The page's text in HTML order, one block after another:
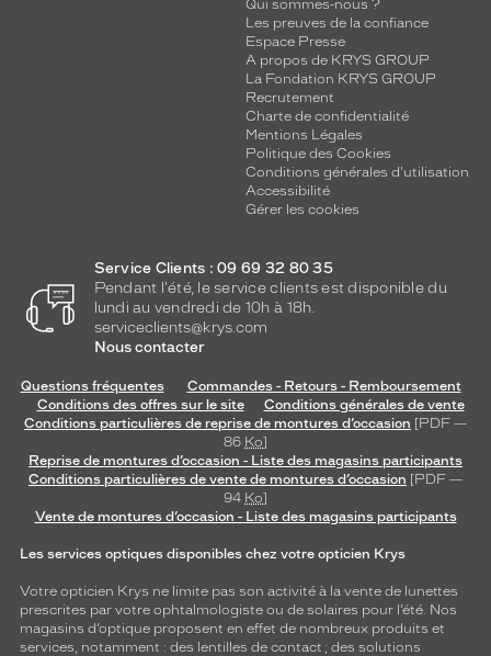
Qui sommes-nous ?
Les preuves de la confiance
Espace Presse
A propos de KRYS GROUP
La Fondation KRYS GROUP
Recrutement
Charte de confidentialité
Mentions Légales
Politique des Cookies
Conditions générales d'utilisation
Accessibilité
Gérer les cookies
Service Clients : 09 69 32 80 35
Pendant l'été, le service clients est disponible du
lundi au vendredi de 10h à 18h.
serviceclients@krys.com
Nous contacter
Questions fréquentes
Commandes - Retours - Remboursement
Conditions des offres sur le site
Conditions générales de vente
Conditions particulières de reprise de montures d’occasion [PDF —
86 Ko]
Reprise de montures d’occasion - Liste des magasins participants
Conditions particulières de vente de montures d’occasion [PDF —
94 Ko]
Vente de montures d’occasion - Liste des magasins participants
Les services optiques disponibles chez votre opticien Krys
Votre opticien Krys ne limite pas son activité à la vente de lunettes
prescrites par votre ophtalmologiste ou de solaires pour l’été. Nos
magasins d’optique proposent en effet de nombreux produits et
services, notamment : des lentilles de contact ; des solutions